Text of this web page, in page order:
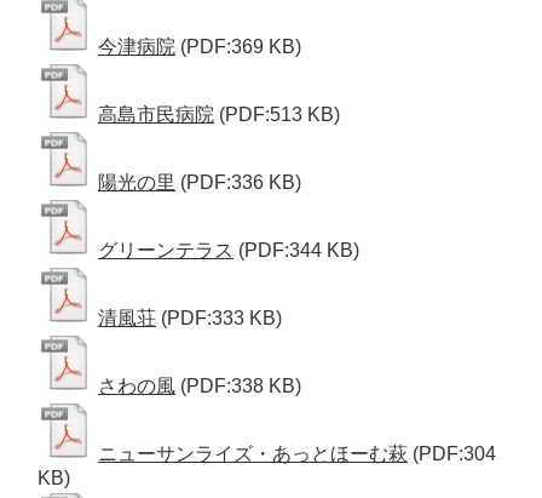
今津病院 (PDF:369 KB)
高島市民病院 (PDF:513 KB)
陽光の里 (PDF:336 KB)
グリーンテラス (PDF:344 KB)
清風荘 (PDF:333 KB)
さわの風 (PDF:338 KB)
ニューサンライズ・あっとほーむ萩 (PDF:304
KB)